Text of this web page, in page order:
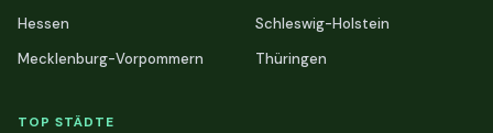
Hessen
Mecklenburg-Vorpommern
Schleswig-Holstein
Thüringen
TOP STÄDTE